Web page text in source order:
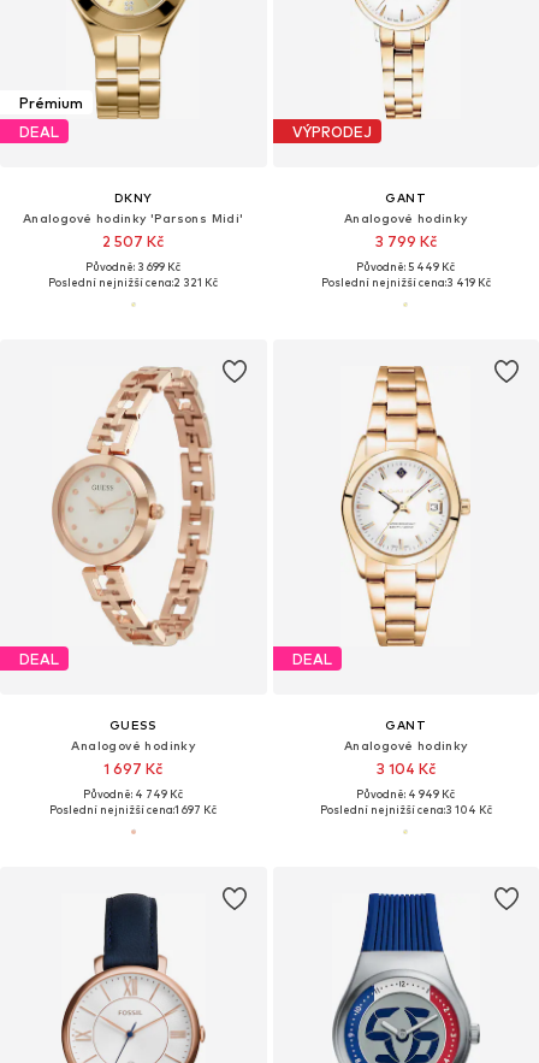
Prémium
DEAL
DKNY
Analogové hodinky 'Parsons Midi'
2 507 Kč
Původně: 3 699 Kč
Poslední nejnižší cena:2 321 Kč
VÝPRODEJ
GANT
Analogové hodinky
3 799 Kč
Původně: 5 449 Kč
Poslední nejnižší cena:3 419 Kč
DEAL
GUESS
Analogové hodinky
1 697 Kč
Původně: 4 749 Kč
Poslední nejnižší cena:1 697 Kč
DEAL
GANT
Analogové hodinky
3 104 Kč
Původně: 4 949 Kč
Poslední nejnižší cena:3 104 Kč